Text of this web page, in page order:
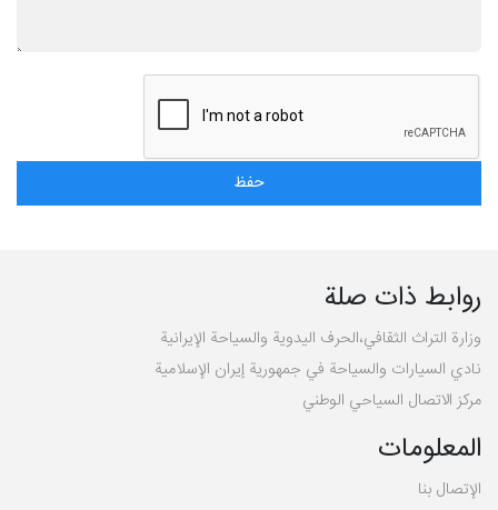
روابط ذات صلة
وزارة التراث الثقافي،الحرف اليدوية والسياحة الإيرانية
نادي السيارات والسياحة في جمهورية إيران الإسلامية
مركز الاتصال السياحي الوطني
المعلومات
الإتصال بنا